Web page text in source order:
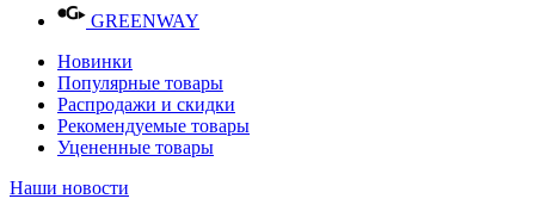
GREENWAY
Новинки
Популярные товары
Распродажи и скидки
Рекомендуемые товары
Уцененные товары
Наши новости